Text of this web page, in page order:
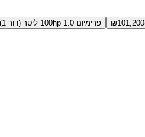
₪101,200 פרימיום 100hp 1.0 ליטר (דור 1)